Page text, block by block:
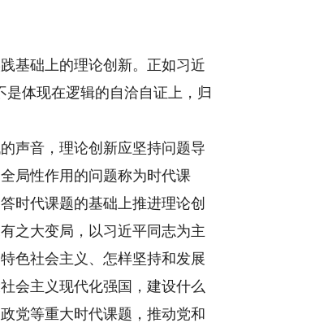
基础上的理论创新。正如习近
体现在逻辑的自洽自证上，归
声音，理论创新应坚持问题导
局性作用的问题称为时代课
时代课题的基础上推进理论创
之大变局，以习近平同志为主
色社会主义、怎样坚持和发展
会主义现代化强国，建设什么
党等重大时代课题，推动党和